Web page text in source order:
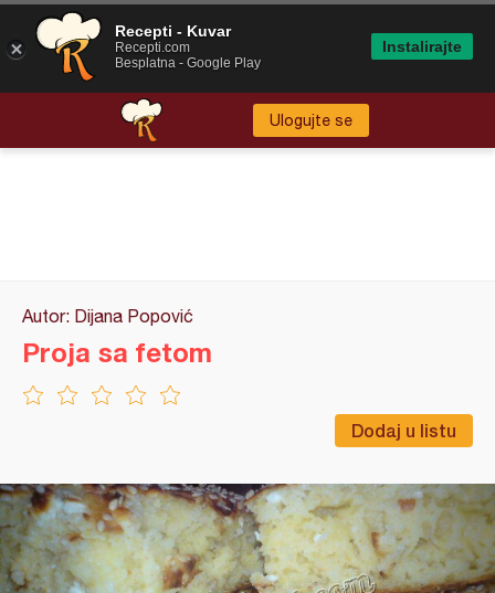
Ulogujte se
Autor: Dijana Popović
Dodaj u listu
Proja sa fetom
Recepti - Kuvar
Recepti.com
Besplatna - Google Play
Instalirajte